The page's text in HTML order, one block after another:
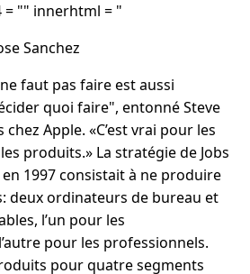
= "" innerhtml = "
Sanchez
faut pas faire est aussi
quoi faire", entonné Steve
Apple. «C’est vrai pour les
produits.» La stratégie de Jobs
en 1997 consistait à ne produire
deux ordinateurs de bureau et
l’un pour les
pour les professionnels.
pour quatre segments